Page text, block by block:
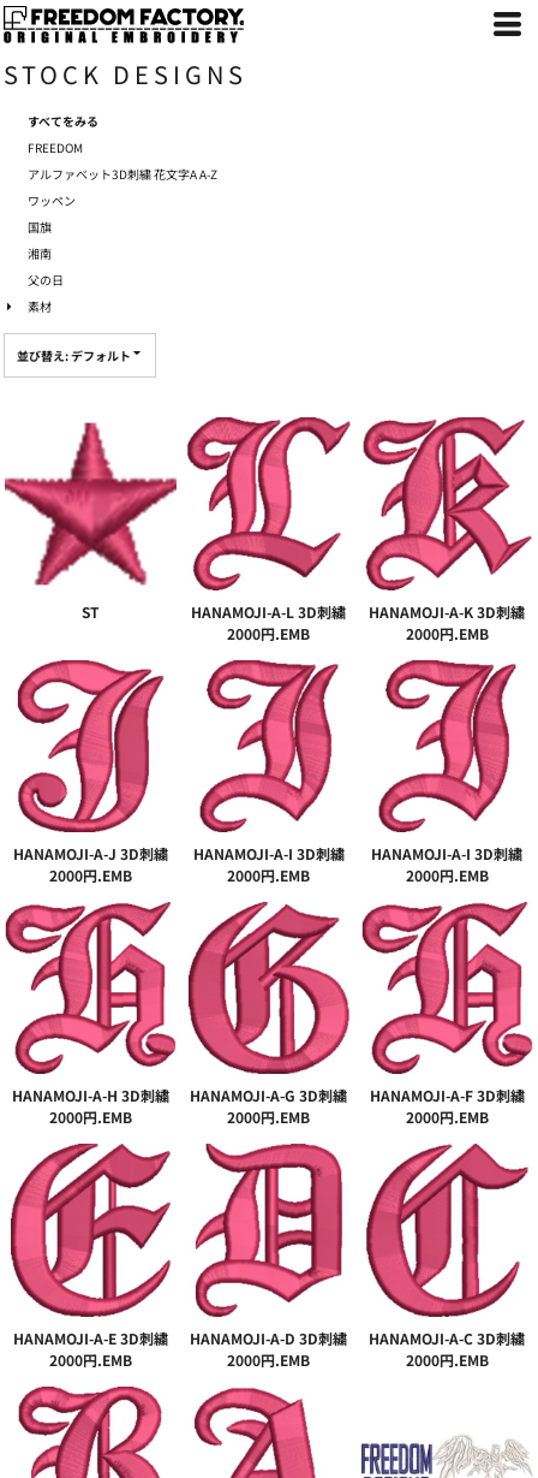
STOCK DESIGNS
すべてをみる
FREEDOM
アルファベット3D刺繍 花文字A A-Z
ワッペン
国旗
湘南
父の日
素材
並び替え: デフォルト
ST
HANAMOJI-A-L 3D刺繍
2000円.EMB
HANAMOJI-A-K 3D刺繍
2000円.EMB
HANAMOJI-A-J 3D刺繍
2000円.EMB
HANAMOJI-A-I 3D刺繍
2000円.EMB
HANAMOJI-A-I 3D刺繍
2000円.EMB
HANAMOJI-A-H 3D刺繍
2000円.EMB
HANAMOJI-A-G 3D刺繍
2000円.EMB
HANAMOJI-A-F 3D刺繍
2000円.EMB
HANAMOJI-A-E 3D刺繍
2000円.EMB
HANAMOJI-A-D 3D刺繍
2000円.EMB
HANAMOJI-A-C 3D刺繍
2000円.EMB
デフォルト
新着順
評価が多い順